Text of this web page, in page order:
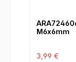
M6x6mm
Regulärer
3,99 €